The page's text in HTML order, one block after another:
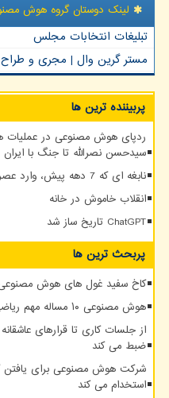
لینک دوستان گروه هوش
تبلیغات انتخابات مجلس
مستر گرین وال | مجری و طراح
پربیننده ترین ها
ردپای هوش مصنوعی در عملیات
سیدحسن نصرالله تا جنگ با ایران
نابغه ای که 7 دهه پیش، وارد عصر هوش مصنوعی شد
انقلاب خاموش در خانه
ChatGPT تاریخ ساز شد
پربحث ترین ها
کاخ سفید غول های هوش مصنوعی
هوش مصنوعی ۱۰ مساله مهم ریاضی و کوانتوم را حل کرد
از جلسات کاری تا قرارهای
ضبط می کند
شرکت هوش مصنوعی برای یافتن
استخدام می کند